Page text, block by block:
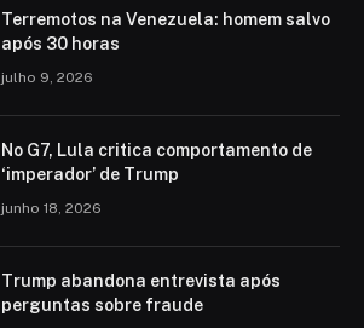
Terremotos na Venezuela: homem salvo
após 30 horas
julho 9, 2026
No G7, Lula critica comportamento de
‘imperador’ de Trump
junho 18, 2026
Trump abandona entrevista após
perguntas sobre fraude